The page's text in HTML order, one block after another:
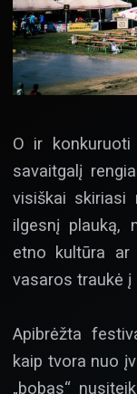
O ir
savaitgalį
visiškai skiriasi
ilgesnį plauką,
etno kultūra ar
vasaros traukė į
Apibrėžta
kaip tvora nuo
„bobas“